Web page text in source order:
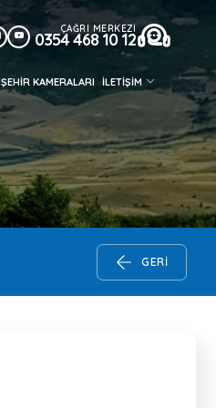
ÇAĞRI MERKEZİ
0354 468 10 12
ŞEHIR KAMERALARI İLETİŞİM
GERI